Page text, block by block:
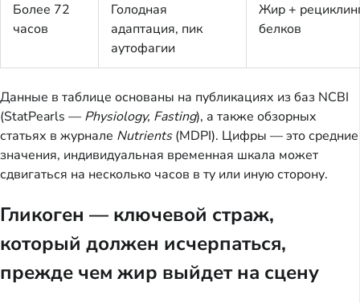
Более 72
часов
Голодная
адаптация, пик
аутофагии
Жир +
белков
Данные в таблице основаны на публикациях из баз NCBI
(StatPearls — Physiology, Fasting), а также обзорных
статьях в журнале Nutrients(MDPI). Цифры — это средние
значения, индивидуальная временная шкала может
сдвигаться на несколько часов в ту или иную сторону.
Гликоген — ключевой страж,
который должен исчерпаться,
прежде чем жир выйдет на сцену